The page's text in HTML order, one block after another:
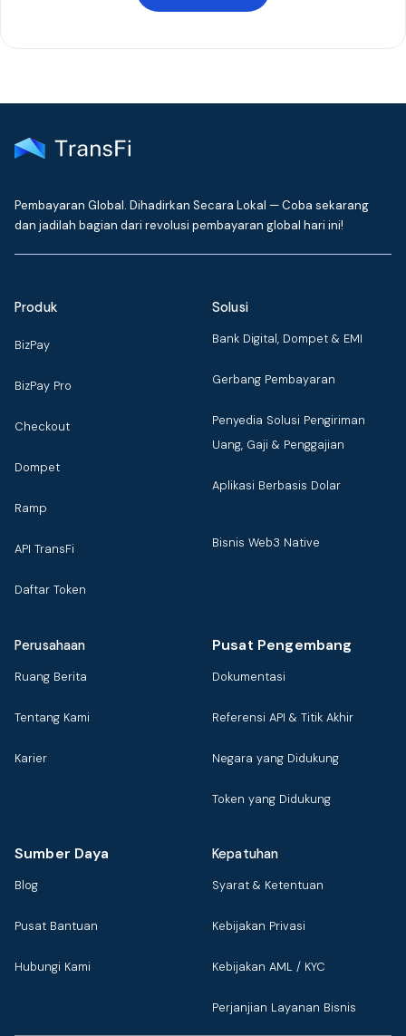
Pembayaran Global. Dihadirkan Secara Lokal — Coba sekarang
dan jadilah bagian dari revolusi pembayaran global hari ini!
Produk
BizPay
BizPay Pro
Checkout
Dompet
Ramp
API TransFi
Daftar Token
Solusi
Bank Digital, Dompet & EMI
Gerbang Pembayaran
Penyedia Solusi Pengiriman
Uang, Gaji & Penggajian
Aplikasi Berbasis Dolar
Bisnis Web3 Native
Perusahaan
Ruang Berita
Tentang Kami
Karier
Pusat Pengembang
Dokumentasi
Referensi API & Titik Akhir
Negara yang Didukung
Token yang Didukung
Sumber Daya
Blog
Pusat Bantuan
Hubungi Kami
Kepatuhan
Syarat & Ketentuan
Kebijakan Privasi
Kebijakan AML / KYC
Perjanjian Layanan Bisnis